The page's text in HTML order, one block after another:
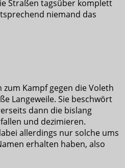
Straßen tagsüber komplett
niemand das
zum Kampf gegen die Voleth
Langeweile. Sie beschwört
dann die bislang
und dezimieren.
allerdings nur solche ums
erhalten haben, also